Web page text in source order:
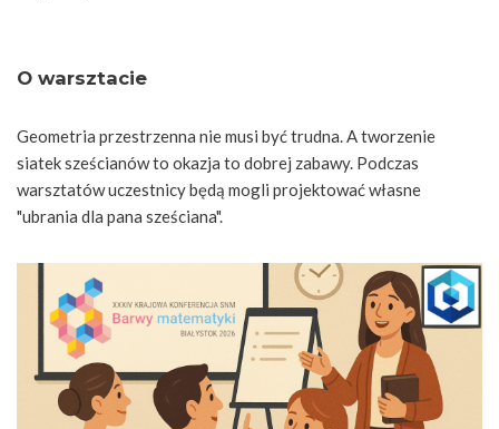
O warsztacie
Geometria przestrzenna nie musi być trudna. A tworzenie
siatek sześcianów to okazja to dobrej zabawy. Podczas
warsztatów uczestnicy będą mogli projektować własne
"ubrania dla pana sześciana".